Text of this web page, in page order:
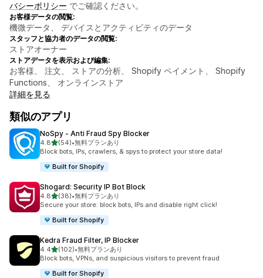
バシーポリシー でご確認ください。
お客様データの閲覧:
機微データ、 デバイスとアクティビティのデータ
スタッフと協力者のデータの閲覧:
ストアオーナー
ストアデータを表示および編集:
お客様、 注文、 ストアの分析、 Shopify ペイメント、 Shopify
Functions、 オンラインストア
詳細を見る
類似のアプリ
NoSpy ‑ Anti Fraud Spy Blocker
4.85つ星中
(54)
合計レビュー数：54件
•無料プランあり
Block bots, IPs, crawlers, & spys to protect your store data!
Built for Shopify
Shogard: Security IP Bot Block
4.85つ星中
(38)
合計レビュー数：38件
•無料プランあり
Secure your store: block bots, IPs and disable right click!
Built for Shopify
Kedra Fraud Filter, IP Blocker
4.45つ星中
(102)
合計レビュー数：102件
•無料プランあり
Block bots, VPNs, and suspicious visitors to prevent fraud
Built for Shopify